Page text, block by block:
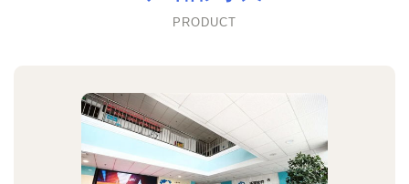
PRODUCT